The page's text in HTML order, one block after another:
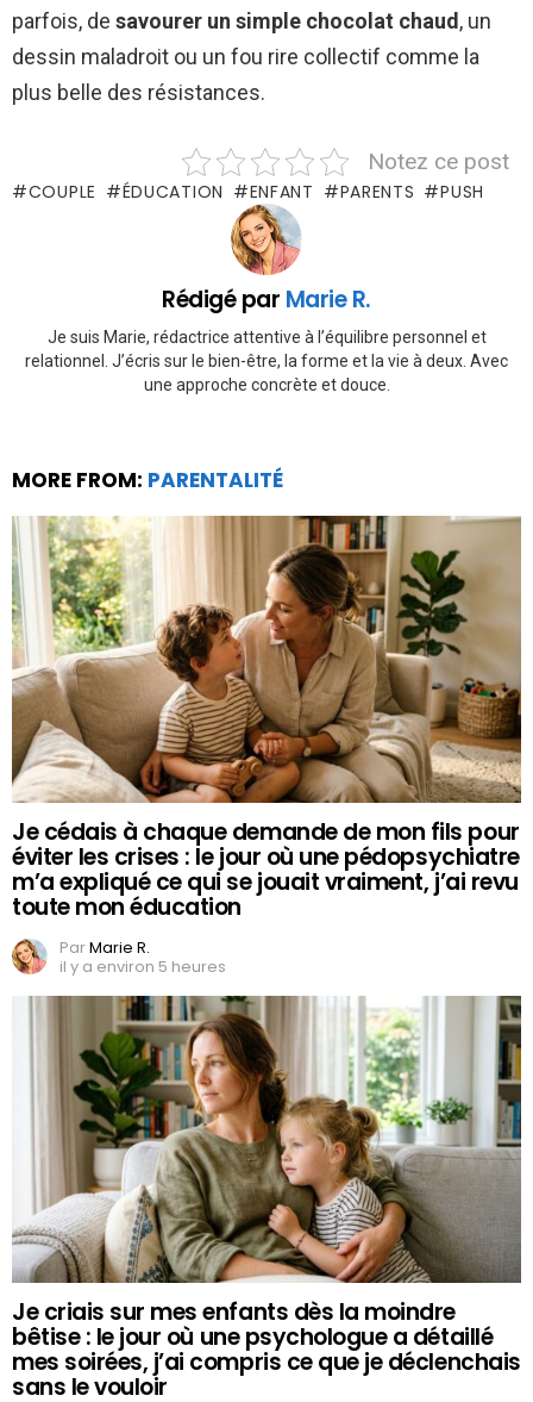
parfois, de savourer un simple chocolat chaud , un
dessin maladroit ou un fou rire collectif comme la
plus belle des résistances.
Notez ce post
COUPLE ÉDUCATION ENFANT PARENTS PUSH
Rédigé par Marie R.
Je suis Marie, rédactrice attentive à l’équilibre personnel et
relationnel. J’écris sur le bien-être, la forme et la vie à deux. Avec
une approche concrète et douce.
MORE FROM: PARENTALITÉ
Je cédais à chaque demande de mon fils pour
éviter les crises : le jour où une pédopsychiatre
m’a expliqué ce qui se jouait vraiment, j’ai revu
toute mon éducation
ParMarie R.
il y a environ 5 heures
Je criais sur mes enfants dès la moindre
bêtise : le jour où une psychologue a détaillé
mes soirées, j’ai compris ce que je déclenchais
sans le vouloir